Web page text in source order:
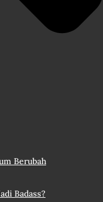
Berubah
Badass?